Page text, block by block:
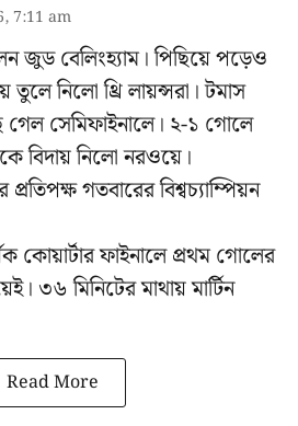
7:11 am
বেলিংহ্যাম। পিছিয়ে পড়েও
তুলে নিলো থ্রি লায়ন্সরা। টমাস
গেল সেমিফাইনালে। ২-১ গোলে
বিদায় নিলো নরওয়ে।
প্রতিপক্ষ গতবারের বিশ্বচ্যাম্পিয়ন
কোয়ার্টার ফাইনালে প্রথম গোলের
৩৬ মিনিটের মাথায় মার্টিন
Read More